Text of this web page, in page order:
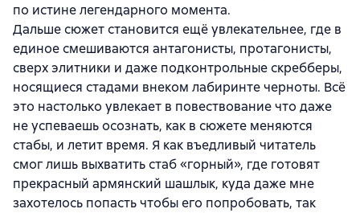
по истине легендарного момента.
Дальше сюжет становится ещё увлекательнее, где в
единое смешиваются антагонисты, протагонисты,
сверх элитники и даже подконтрольные скребберы,
носящиеся стадами внеком лабиринте черноты. Всё
это настолько увлекает в повествование что даже
не успеваешь осознать, как в сюжете меняются
стабы, и летит время. Я как въедливый читатель
смог лишь выхватить стаб «горный», где готовят
прекрасный армянский шашлык, куда даже мне
захотелось попасть чтобы его попробовать, так